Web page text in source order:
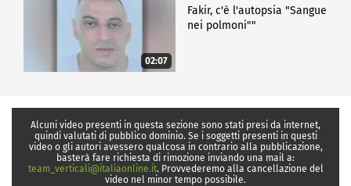
02:07
Fakir, c'è l'autopsia "Sangue
nei polmoni""
Alcuni video presenti in questa sezione sono stati presi da internet,
quindi valutati di pubblico dominio. Se i soggetti presenti in questi
video o gli autori avessero qualcosa in contrario alla pubblicazione,
basterà fare richiesta di rimozione inviando una mail a:
team_verticali@italiaonline.it. Provvederemo alla cancellazione del
video nel minor tempo possibile.